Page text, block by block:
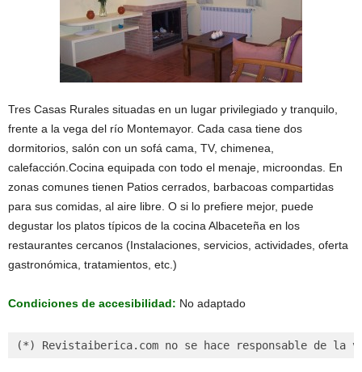
Tres Casas Rurales situadas en un lugar privilegiado y tranquilo,
frente a la vega del río Montemayor. Cada casa tiene dos
dormitorios, salón con un sofá cama, TV, chimenea,
calefacción.Cocina equipada con todo el menaje, microondas. En
zonas comunes tienen Patios cerrados, barbacoas compartidas
para sus comidas, al aire libre. O si lo prefiere mejor, puede
degustar los platos típicos de la cocina Albaceteña en los
restaurantes cercanos (Instalaciones, servicios, actividades, oferta
gastronómica, tratamientos, etc.)
Condiciones de accesibilidad: No adaptado
(*) Revistaiberica.com no se hace responsable de